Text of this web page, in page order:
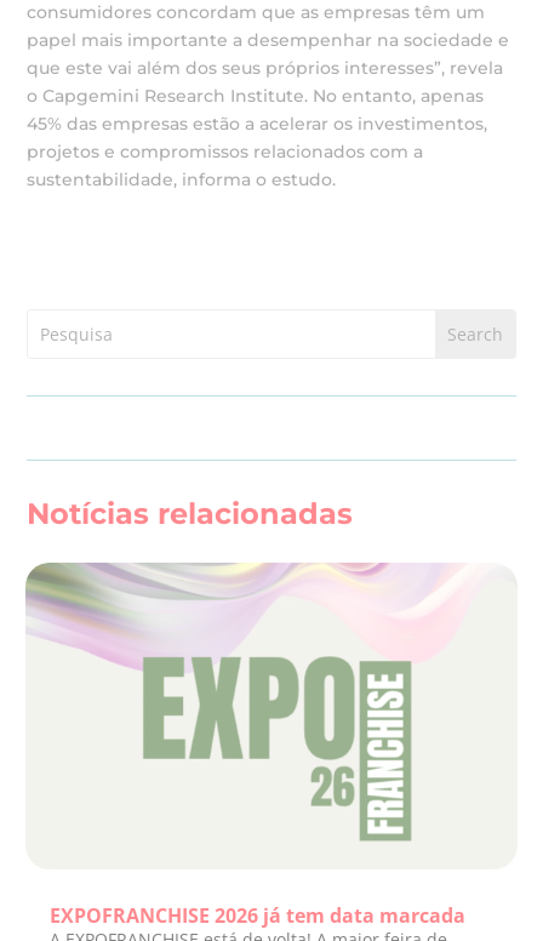
consumidores concordam que as empresas têm um
papel mais importante a desempenhar na sociedade e
que este vai além dos seus próprios interesses”, revela
o Capgemini Research Institute. No entanto, apenas
45% das empresas estão a acelerar os investimentos,
projetos e compromissos relacionados com a
sustentabilidade, informa o estudo.
Notícias relacionadas
EXPOFRANCHISE 2026 já tem data marcada